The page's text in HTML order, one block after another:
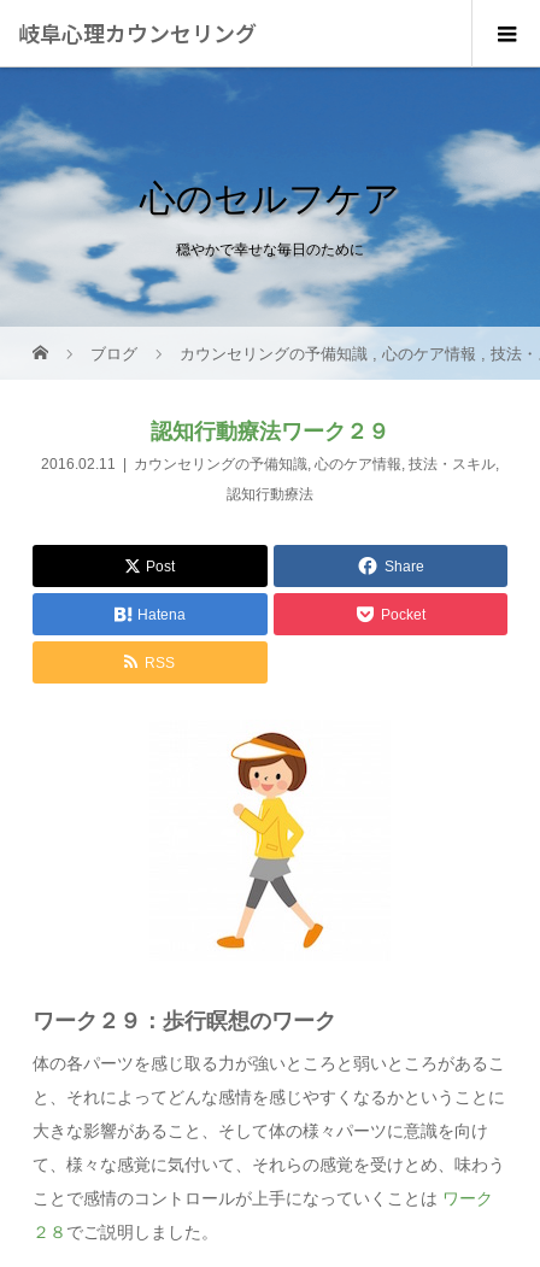
岐阜心理カウンセリング
心のセルフケア
穏やかで幸せな毎日のために
ブログ カウンセリングの予備知識 ,心のケア情報 ,技法
認知行動療法ワーク２９
2016.02.11 カウンセリングの予備知識, 心のケア情報, 技法・スキル,
認知行動療法
Post Share
Hatena Pocket
RSS
ワーク２９：歩行瞑想のワーク
体の各パーツを感じ取る力が強いところと弱いところがあるこ
と、それによってどんな感情を感じやすくなるかということに
大きな影響があること、そして体の様々パーツに意識を向け
て、様々な感覚に気付いて、それらの感覚を受けとめ、味わう
ことで感情のコントロールが上手になっていくことは ワーク
２８ でご説明しました。